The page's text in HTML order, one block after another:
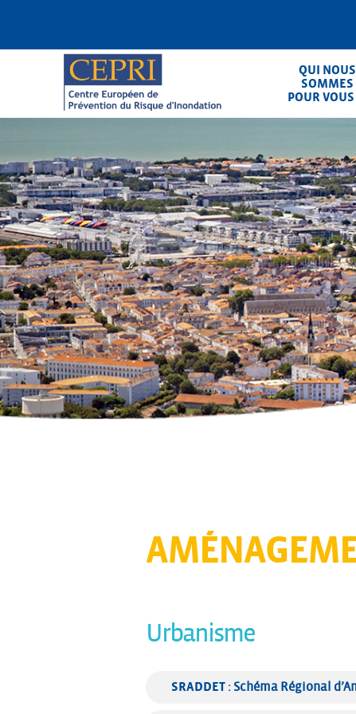
contenu
QUI NOUS
SOMMES
POUR VOUS
CEPRI
Centre Européen de Prévention du
Urbanisme
SRADDET : Schéma Régional